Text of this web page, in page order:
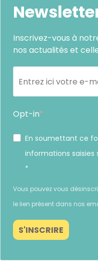
Inscrivez-vous à
nos actualités et
Opt-in
En soumettant ce
informations saisies
*
Vous pouvez vous
le lien présent dans nos
S'INSCRIRE